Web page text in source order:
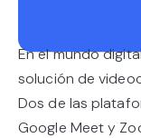
En el mundo
solución de
Dos de las
Google Meet y